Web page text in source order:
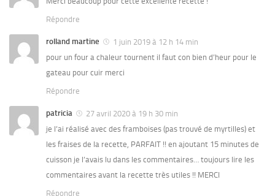
Répondre
rolland martine
1 juin 2019 à 12 h 14 min
pour un four a chaleur tournent il faut con bien d’heur pour le
gateau pour cuir merci
Répondre
patricia
27 avril 2020 à 19 h 30 min
je l’ai réalisé avec des framboises (pas trouvé de myrtilles) et
les fraises de la recette, PARFAIT !! en ajoutant 15 minutes de
cuisson je l’avais lu dans les commentaires… toujours lire les
commentaires avant la recette très utiles !! MERCI
Répondre